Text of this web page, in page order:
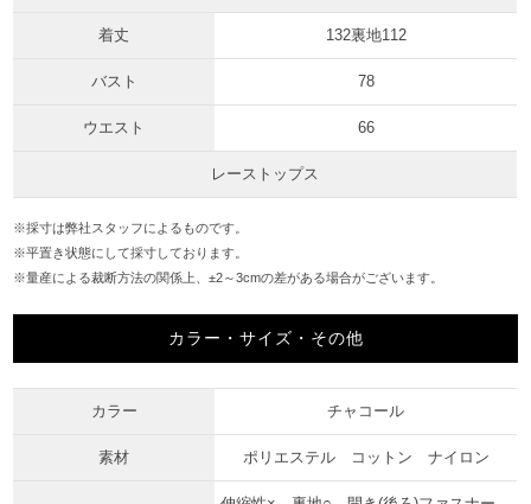
着丈 132裏地112
バスト 78
ウエスト 66
レーストップス
※採寸は弊社スタッフによるものです。
※平置き状態にして採寸しております。
※量産による裁断方法の関係上、±2～3cmの差がある場合がございます。
カラー・サイズ・その他
カラー チャコール
素材 ポリエステル コットン ナイロン